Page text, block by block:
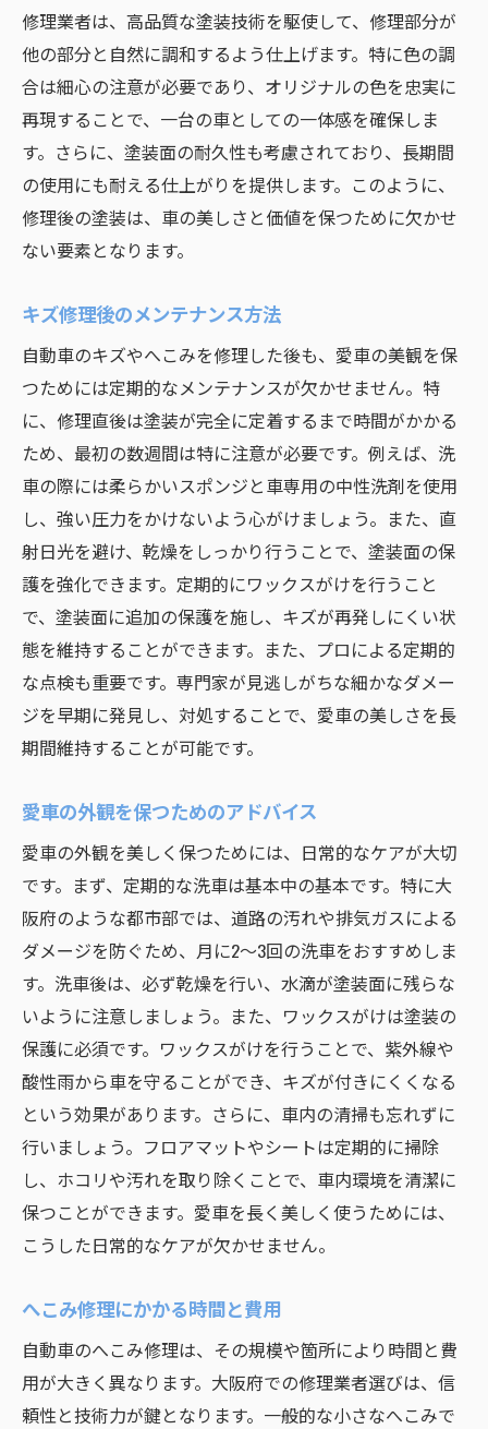
修理業者は、高品質な塗装技術を駆使して、修理部分が
他の部分と自然に調和するよう仕上げます。特に色の調
合は細心の注意が必要であり、オリジナルの色を忠実に
再現することで、一台の車としての一体感を確保しま
す。さらに、塗装面の耐久性も考慮されており、長期間
の使用にも耐える仕上がりを提供します。このように、
修理後の塗装は、車の美しさと価値を保つために欠かせ
ない要素となります。
キズ修理後のメンテナンス方法
自動車のキズやへこみを修理した後も、愛車の美観を保
つためには定期的なメンテナンスが欠かせません。特
に、修理直後は塗装が完全に定着するまで時間がかかる
ため、最初の数週間は特に注意が必要です。例えば、洗
車の際には柔らかいスポンジと車専用の中性洗剤を使用
し、強い圧力をかけないよう心がけましょう。また、直
射日光を避け、乾燥をしっかり行うことで、塗装面の保
護を強化できます。定期的にワックスがけを行うこと
で、塗装面に追加の保護を施し、キズが再発しにくい状
態を維持することができます。また、プロによる定期的
な点検も重要です。専門家が見逃しがちな細かなダメー
ジを早期に発見し、対処することで、愛車の美しさを長
期間維持することが可能です。
愛車の外観を保つためのアドバイス
愛車の外観を美しく保つためには、日常的なケアが大切
です。まず、定期的な洗車は基本中の基本です。特に大
阪府のような都市部では、道路の汚れや排気ガスによる
ダメージを防ぐため、月に2〜3回の洗車をおすすめしま
す。洗車後は、必ず乾燥を行い、水滴が塗装面に残らな
いように注意しましょう。また、ワックスがけは塗装の
保護に必須です。ワックスがけを行うことで、紫外線や
酸性雨から車を守ることができ、キズが付きにくくなる
という効果があります。さらに、車内の清掃も忘れずに
行いましょう。フロアマットやシートは定期的に掃除
し、ホコリや汚れを取り除くことで、車内環境を清潔に
保つことができます。愛車を長く美しく使うためには、
こうした日常的なケアが欠かせません。
へこみ修理にかかる時間と費用
自動車のへこみ修理は、その規模や箇所により時間と費
用が大きく異なります。大阪府での修理業者選びは、信
頼性と技術力が鍵となります。一般的な小さなへこみで